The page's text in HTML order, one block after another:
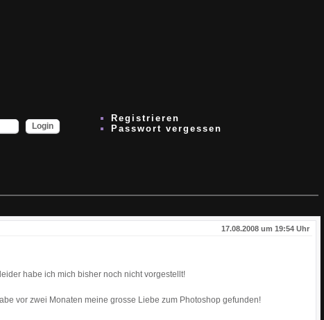
Registrieren
Passwort vergessen
17.08.2008 um 19:54 Uhr
habe ich mich bisher noch nicht vorgestellt!
vor zwei Monaten meine grosse Liebe zum Photoshop gefunden!